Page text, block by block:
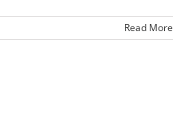
Read More